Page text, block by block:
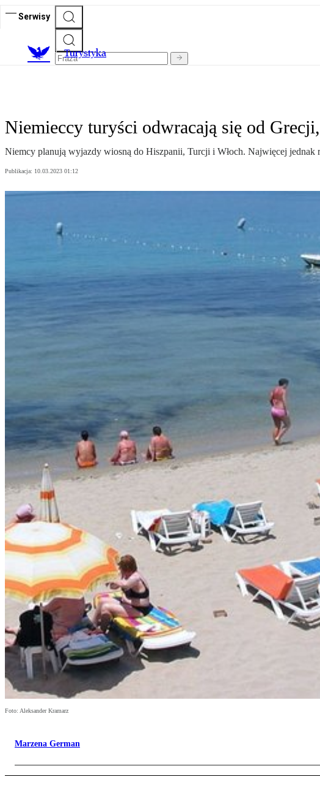
Serwisy
Turystyka
Niemieccy turyści odwracają się od
Niemcy planują wyjazdy wiosną do Hiszpanii, Turcji i Włoch. Najwięcej
Publikacja: 10.03.2023 01:12
Foto: Aleksander Kramarz
Marzena German